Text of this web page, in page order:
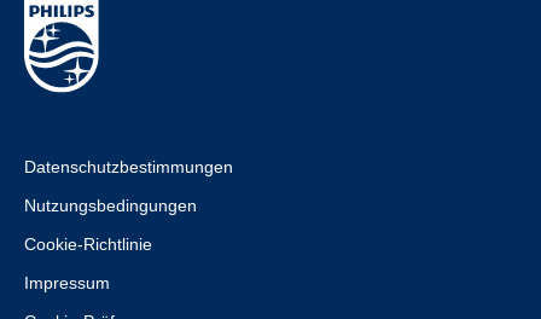
Datenschutzbestimmungen
Nutzungsbedingungen
Cookie-Richtlinie
Impressum